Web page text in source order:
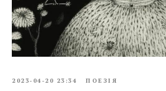
2023-04-20 23:34 ПОЕЗІЯ